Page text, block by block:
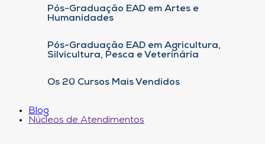
Pós-Graduação EAD em Artes e
Humanidades
Pós-Graduação EAD em Agricultura,
Silvicultura, Pesca e Veterinária
Os 20 Cursos Mais Vendidos
Blog
Núcleos de Atendimentos